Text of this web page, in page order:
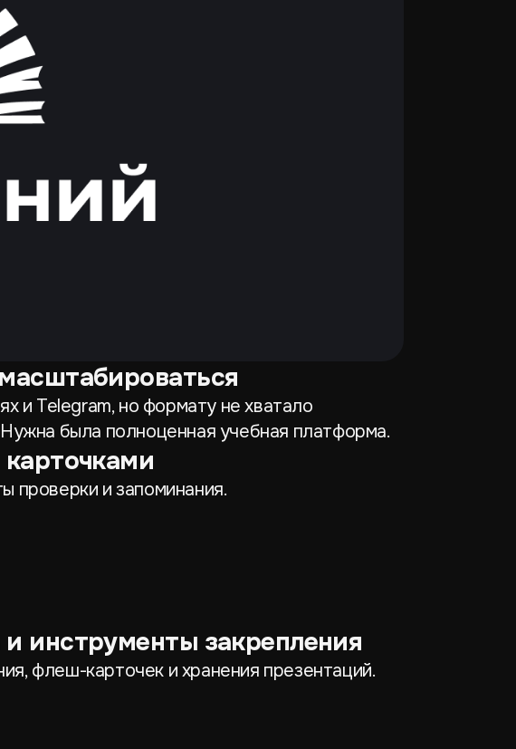
и Telegram, но формату не хватало
была полноценная учебная платформа.
проверки и запоминания.
инструменты закрепления
флеш-карточек и хранения презентаций.